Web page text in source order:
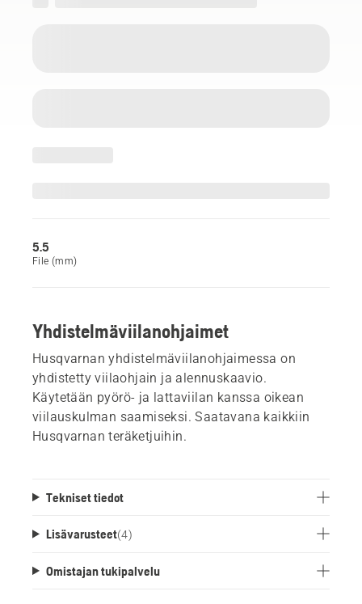
5.5
File (mm)
Yhdistelmäviilanohjaimet
Husqvarnan yhdistelmäviilanohjaimessa on
yhdistetty viilaohjain ja alennuskaavio.
Käytetään pyörö- ja lattaviilan kanssa oikean
viilauskulman saamiseksi. Saatavana kaikkiin
Husqvarnan teräketjuihin.
Tekniset tiedot
Lisävarusteet(4)
Omistajan tukipalvelu